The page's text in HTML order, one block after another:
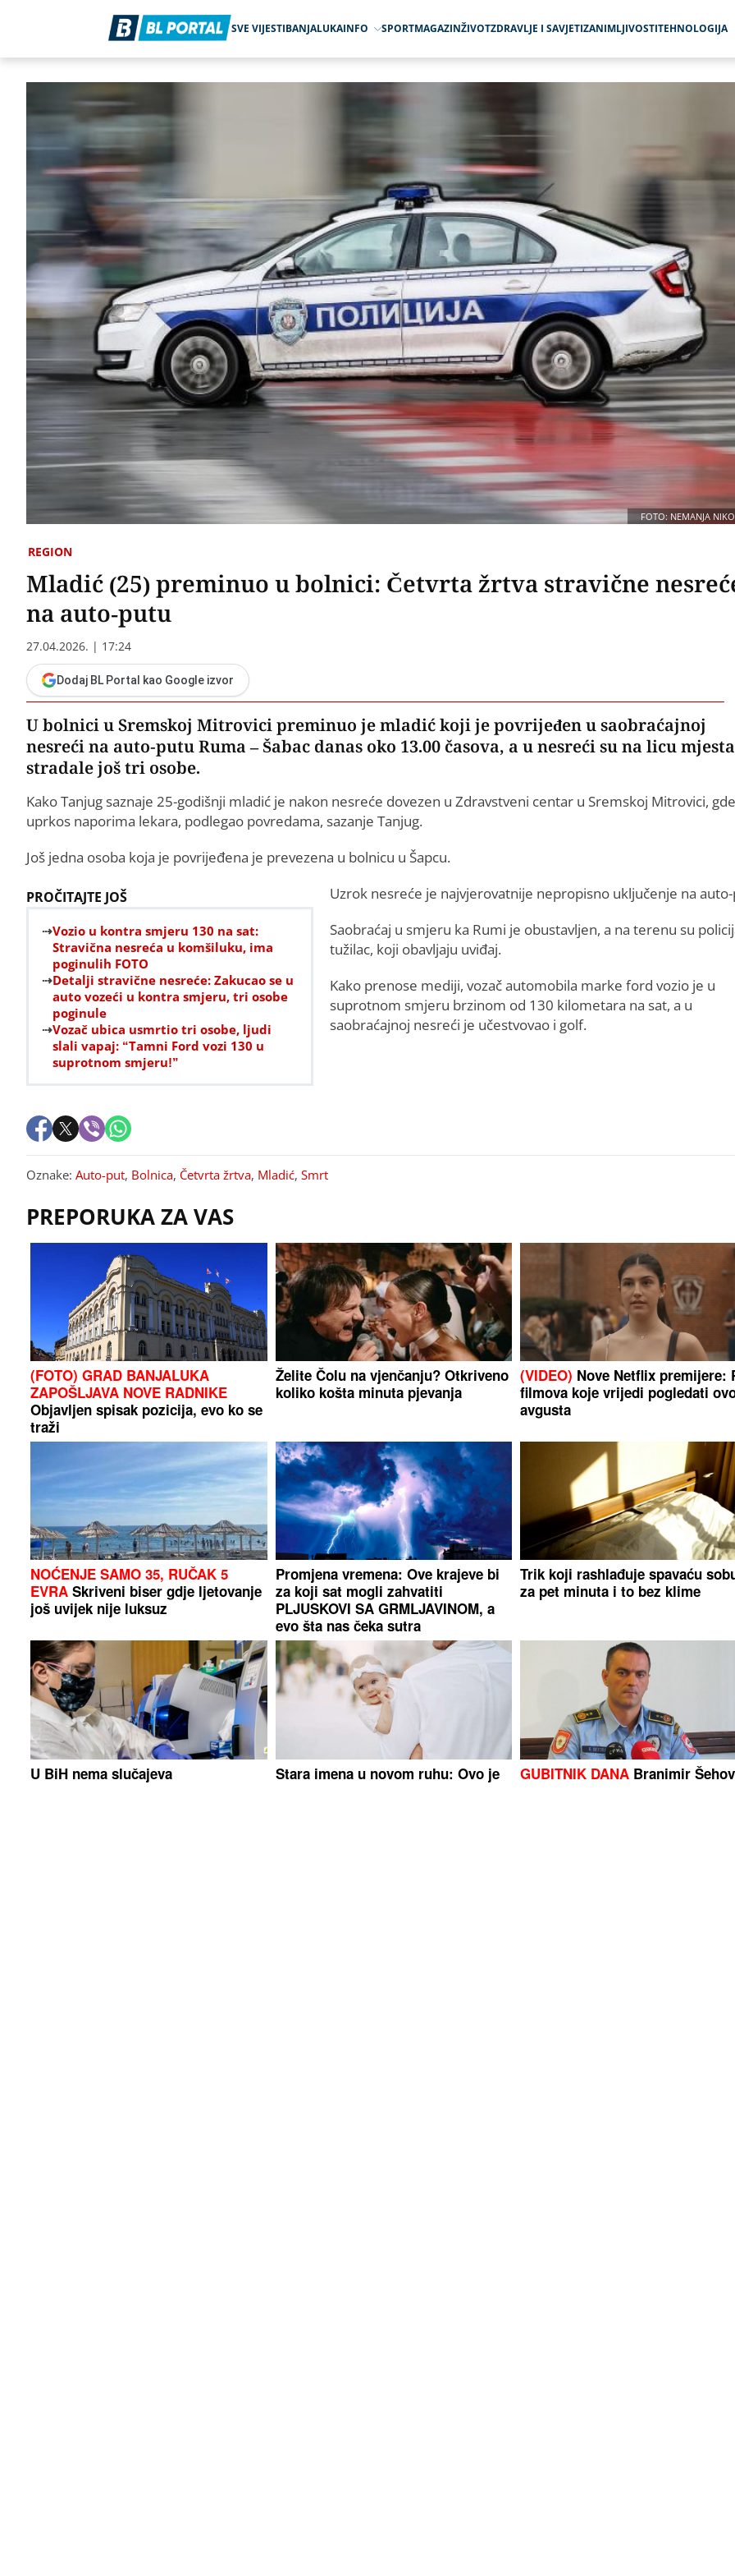
SVE VIJESTIBANJALUKAINFO SPORTMAGAZINŽIVOTZDRAVLJE I SAVJETIZANIMLJIVOSTITEHNOLOGIJA
FOTO: NEMANJA
REGION
Mladić (25) preminuo u bolnici: Četvrta žrtva stravične
na auto-putu
27.04.2026. | 17:24
Dodaj BL Portal kao Google izvor
U bolnici u Sremskoj Mitrovici preminuo je mladić koji je povrijeđen u saobraćajnoj
nesreći na auto-putu Ruma – Šabac danas oko 13.00 časova, a u nesreći su na licu mjesta
stradale još tri osobe.
Kako Tanjug saznaje 25-godišnji mladić je nakon nesreće dovezen u Zdravstveni centar u Sremskoj Mitrovici,
uprkos naporima lekara, podlegao povredama, sazanje Tanjug.
Јoš jedna osoba koja je povrijeđena je prevezena u bolnicu u Šapcu.
PROČITAJTE JOŠ
Vozio u kontra smjeru 130 na sat:
Stravična nesreća u komšiluku, ima
poginulih FOTO
Detalji stravične nesreće: Zakucao se u
auto vozeći u kontra smjeru, tri osobe
poginule
Vozač ubica usmrtio tri osobe, ljudi
slali vapaj: “Tamni Ford vozi 130 u
suprotnom smjeru!”
Uzrok nesreće je najvjerovatnije nepropisno uključenje na
Saobraćaj u smjeru ka Rumi je obustavljen, a na terenu su
tužilac, koji obavljaju uviđaj.
Kako prenose mediji, vozač automobila marke ford vozio je u
suprotnom smjeru brzinom od 130 kilometara na sat, a u
saobraćajnoj nesreći je učestvovao i golf.
Oznake: Auto-put, Bolnica, Četvrta žrtva, Mladić, Smrt
PREPORUKA ZA VAS
(FOTO) GRAD BANJALUKA
ZAPOŠLJAVA NOVE RADNIKE
Objavljen spisak pozicija, evo ko se
traži
Želite Čolu na vjenčanju? Otkriveno
koliko košta minuta pjevanja
(VIDEO) Nove Netflix premijere:
filmova koje vrijedi pogledati
avgusta
NOĆENJE SAMO 35, RUČAK 5
EVRA Skriveni biser gdje ljetovanje
još uvijek nije luksuz
Promjena vremena: Ove krajeve bi
za koji sat mogli zahvatiti
PLJUSKOVI SA GRMLJAVINOM, a
evo šta nas čeka sutra
Trik koji rashlađuje spavaću
za pet minuta i to bez klime
U BiH nema slučajeva
Stara imena u novom ruhu: Ovo je
GUBITNIK DANA Branimir